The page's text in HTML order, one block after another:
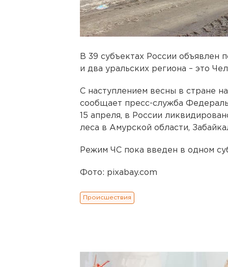
В 39 субъектах России объявлен
и два уральских региона – это
С наступлением весны в стране
сообщает пресс-служба
15 апреля, в России
леса в Амурской области,
Режим ЧС пока введен в одном
Фото: pixabay.com
Происшествия